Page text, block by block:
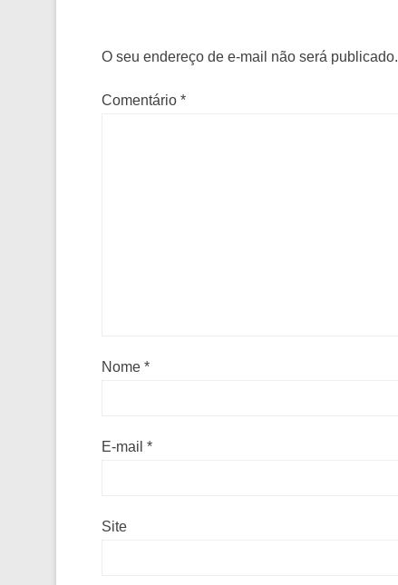
O seu endereço de e-mail não será publicado.
Comentário *
Nome *
E-mail *
Site